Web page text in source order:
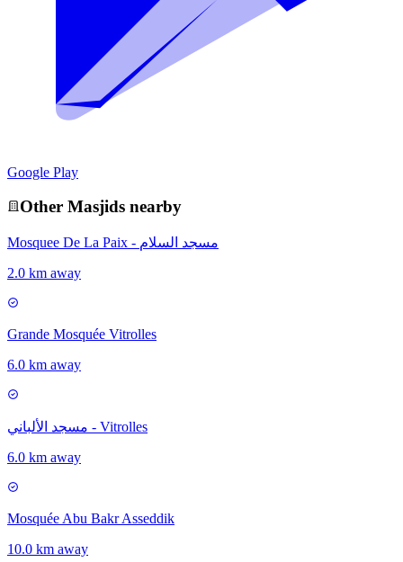
Google Play
Other Masjids nearby
Mosquee De La Paix - مسجد السلام
2.0 km away
Grande Mosquée Vitrolles
6.0 km away
مسجد الألباني - Vitrolles
6.0 km away
Mosquée Abu Bakr Asseddik
10.0 km away